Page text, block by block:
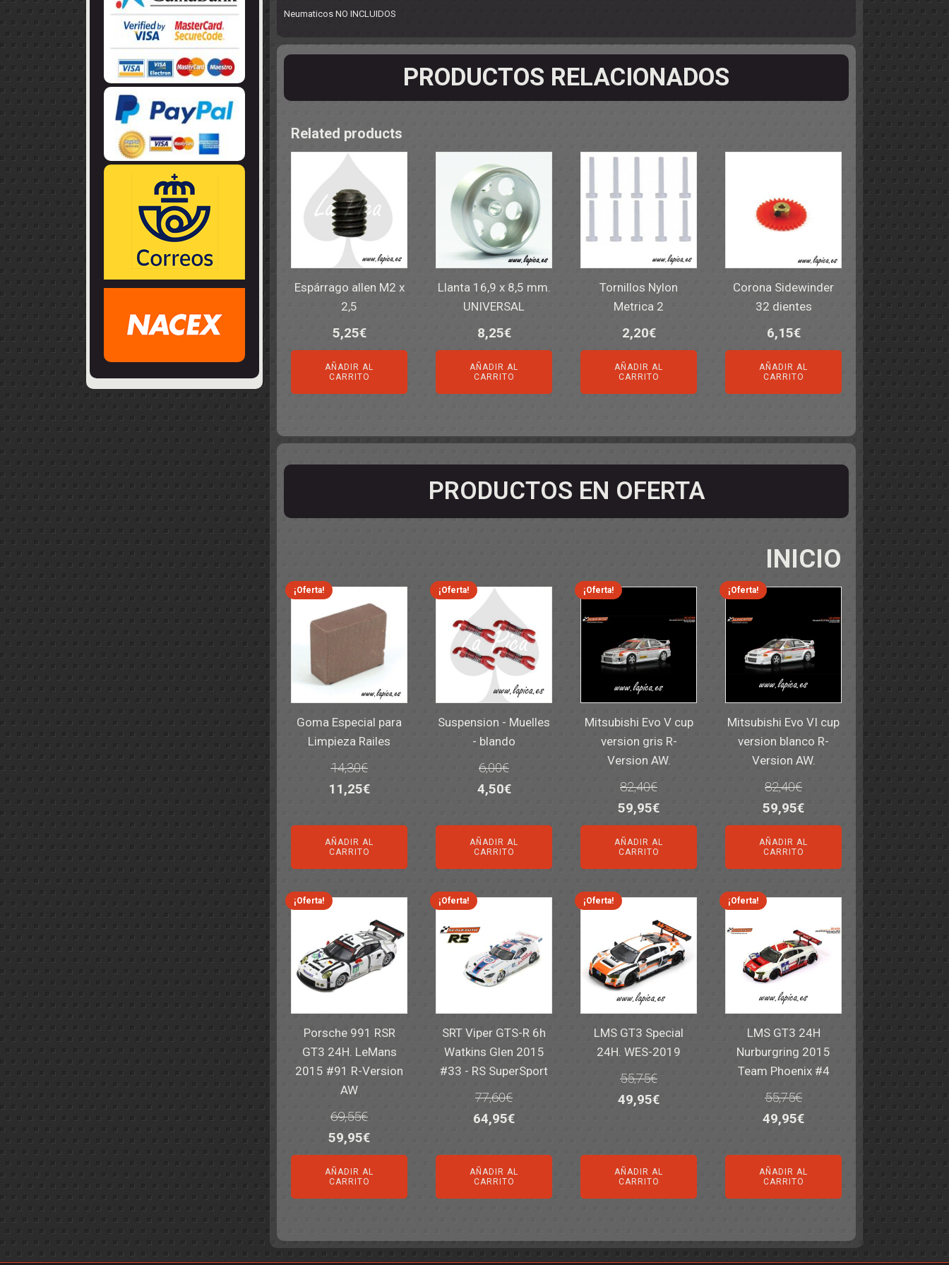
CORONASNeumaticos NO INCLUIDOS
PRODUCTOS RELACIONADOS
Related products
Espárrago allen M2 x
2,5
5,25€
AÑADIR AL
CARRITO
Llanta 16,9 x 8,5 mm.
UNIVERSAL
8,25€
AÑADIR AL
CARRITO
Tornillos Nylon
Metrica 2
2,20€
AÑADIR AL
CARRITO
Corona Sidewinder
32 dientes
6,15€
AÑADIR AL
CARRITO
PRODUCTOS EN OFERTA
INICIO
¡Oferta!
Goma Especial para
Limpieza Railes
14,30€
El
original
era:
14,30€.
11,25€El
actual
11,25€.
AÑADIR AL
CARRITO
¡Oferta!
Suspension - Muelles
- blando
6,00€
El
original
era:
6,00€.
4,50€El
actual
es:
4,50€.
AÑADIR AL
CARRITO
¡Oferta!
Mitsubishi Evo V cup
version gris R-
Version AW.
82,40€
El
precio
original
era:
82,40€.
59,95€El
precio
actual
es:
AÑADIR AL
CARRITO
¡Oferta!
Mitsubishi Evo VI cup
version blanco R-
Version AW.
82,40€
El
precio
original
era:
82,40€.
59,95€El
precio
actual
es:
AÑADIR AL
CARRITO
¡Oferta!
Porsche 991 RSR
GT3 24H. LeMans
2015 #91 R-Version
AW
69,55€
El
precio
original
era:
59,95€El
precio
actual
es:
AÑADIR AL
CARRITO
¡Oferta!
SRT Viper GTS-R 6h
Watkins Glen 2015
#33 - RS SuperSport
77,60€
El
original
era:
77,60€.
64,95€El
actual
64,95€.
AÑADIR AL
CARRITO
¡Oferta!
LMS GT3 Special
24H. WES-2019
55,75€
El
55,75€.
49,95€El
AÑADIR AL
CARRITO
¡Oferta!
LMS GT3 24H
Nurburgring 2015
Team Phoenix #4
55,75€
El
original
era:
55,75€.
49,95€El
actual
49,95€.
AÑADIR AL
CARRITO